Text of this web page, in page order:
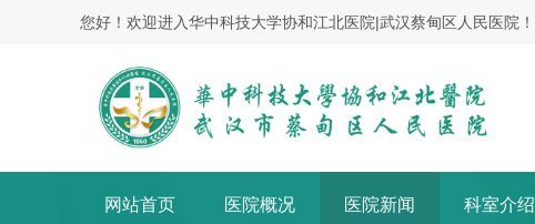
您好！欢迎进入华中科技大学协和江北医院|武汉蔡甸区人民医院！
网站首页 医院概况 医院新闻 科室介绍